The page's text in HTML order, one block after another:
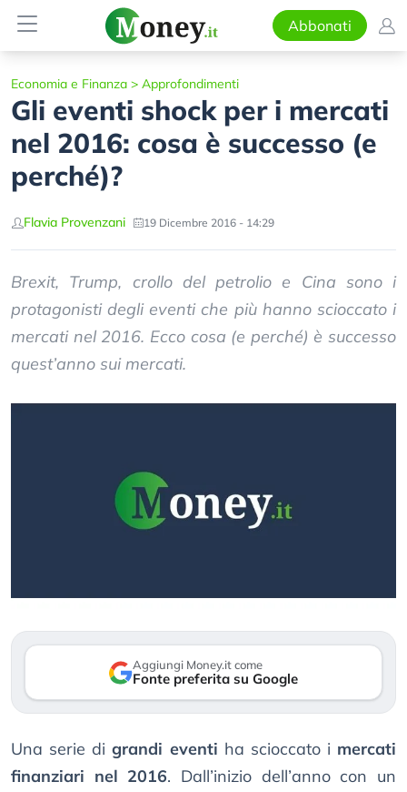
Abbonati
Economia e Finanza > Approfondimenti
Gli eventi shock per i mercati
nel 2016: cosa è successo (e
perché)?
Flavia Provenzani 19 Dicembre 2016 - 14:29
Brexit, Trump, crollo del petrolio e Cina sono i
protagonisti degli eventi che più hanno scioccato i
mercati nel 2016. Ecco cosa (e perché) è successo
quest’anno sui mercati.
Aggiungi Money.it come
Fonte preferita su Google
Una serie digrandi eventi ha scioccato i mercati
finanziari nel 2016. Dall’inizio dell’anno con un